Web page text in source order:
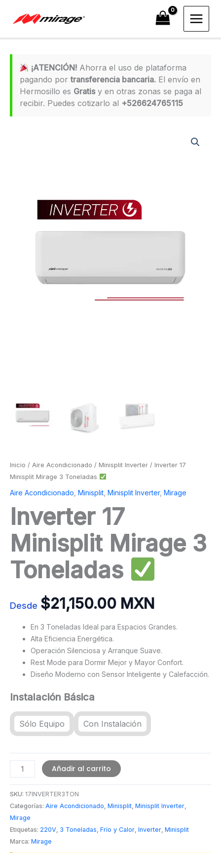
¡ATENCIÓN! Ahorra el uso de plataforma
pagando portransferencia bancaria. El envío en
Hermosillo es Gratisy en otras zonas se paga al
recibir. Puedes cotizarlo al +526624765115
Inicio / Aire Acondicionado / Minisplit Inverter / Inverter 17
Minisplit Mirage 3 Toneladas
Aire Acondicionado Minisplit Minisplit Inverter, Mirage
Inverter 17
Minisplit Mirage 3
Toneladas
Desde $21,150.00 MXN
En 3 Toneladas Ideal para Espacios Grandes.
Alta Eficiencia Energética.
Operación Silenciosa y Arranque Suave.
Rest Mode para Dormir Mejor y Mayor Confort.
Diseño Moderno con Sensor Inteligente y Calefacción.
Instalación Básica
Sólo Equipo Con Instalación
Inverter
17
Añadir al carrito
SKU: 17INVERTER3TON
Categorías: Aire Acondicionado Minisplit Minisplit Inverter
Mirage
Etiquetas: 220V 3 Toneladas Frío y Calor Inverter Minisplit
Marca: Mirage